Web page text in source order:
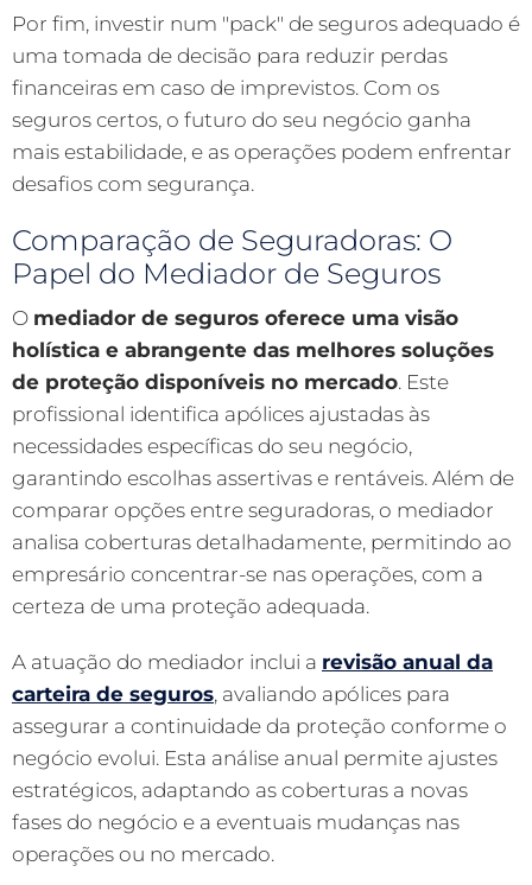
Por fim, investir num "pack" de seguros adequado é
uma tomada de decisão para reduzir perdas
financeiras em caso de imprevistos. Com os
seguros certos, o futuro do seu negócio ganha
mais estabilidade, e as operações podem enfrentar
desafios com segurança.
Comparação de Seguradoras: O
Papel do Mediador de Seguros
O mediador de seguros oferece uma visão
holística e abrangente das melhores soluções
de proteção disponíveis no mercado. Este
profissional identifica apólices ajustadas às
necessidades específicas do seu negócio,
garantindo escolhas assertivas e rentáveis. Além de
comparar opções entre seguradoras, o mediador
analisa coberturas detalhadamente, permitindo ao
empresário concentrar-se nas operações, com a
certeza de uma proteção adequada.
A atuação do mediador inclui a revisão anual da
carteira de seguros, avaliando apólices para
assegurar a continuidade da proteção conforme o
negócio evolui. Esta análise anual permite ajustes
estratégicos, adaptando as coberturas a novas
fases do negócio e a eventuais mudanças nas
operações ou no mercado.